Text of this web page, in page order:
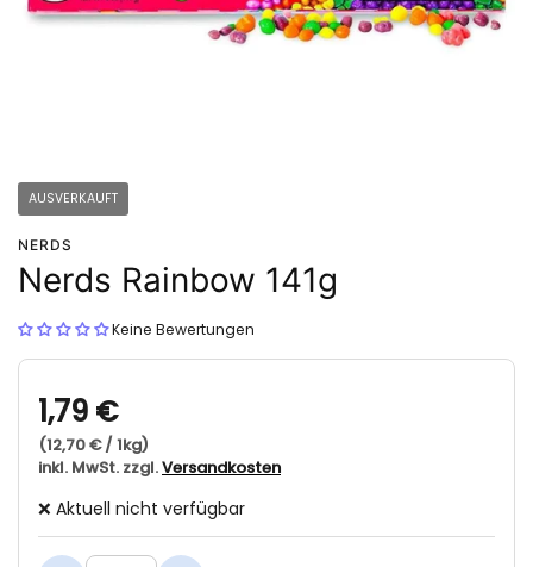
AUSVERKAUFT
NERDS
Nerds Rainbow 141g
Keine Bewertungen
1,79 €
(12,70 € / 1kg)
inkl. MwSt. zzgl.Versandkosten
❌ Aktuell nicht verfügbar